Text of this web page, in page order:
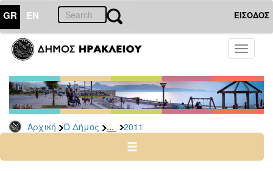
GR EN ΕΙΣΟΔΟΣ
Toggle
Αρχική Ο Δήμος ... 2011
ΔΗΜΟΣ
Δελτία
Τύπου
Αρχείο
2026
2024